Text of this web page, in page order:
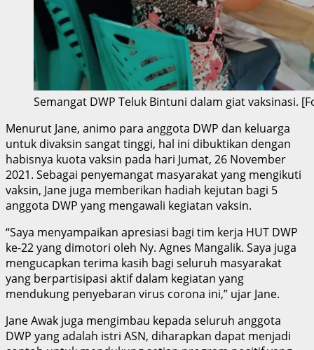
Semangat DWP Teluk Bintuni dalam giat vaksinasi.
Menurut Jane, animo para anggota DWP dan keluarga
untuk divaksin sangat tinggi, hal ini dibuktikan dengan
habisnya kuota vaksin pada hari Jumat, 26 November
2021. Sebagai penyemangat masyarakat yang mengikuti
vaksin, Jane juga memberikan hadiah kejutan bagi 5
anggota DWP yang mengawali kegiatan vaksin.
“Saya menyampaikan apresiasi bagi tim kerja HUT DWP
ke-22 yang dimotori oleh Ny. Agnes Mangalik. Saya juga
mengucapkan terima kasih bagi seluruh masyarakat
yang berpartisipasi aktif dalam kegiatan yang
mendukung penyebaran virus corona ini,” ujar Jane.
Jane Awak juga mengimbau kepada seluruh anggota
DWP yang adalah istri ASN, diharapkan dapat menjadi